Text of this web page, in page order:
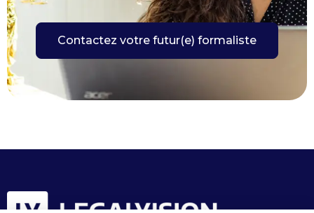
Contactez votre futur(e) formaliste